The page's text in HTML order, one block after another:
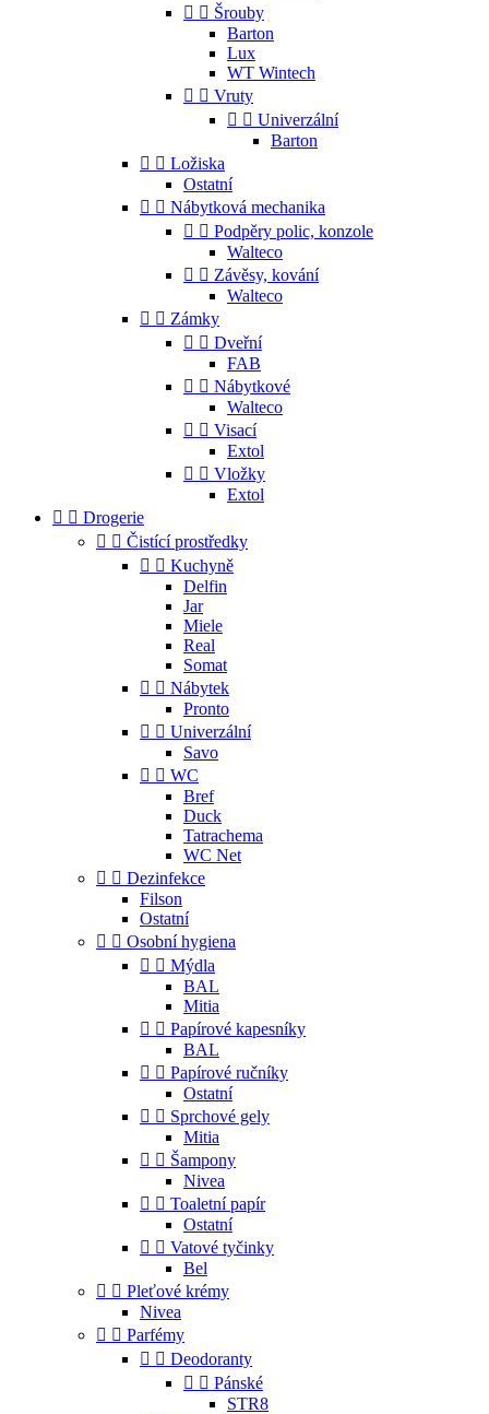
  Šrouby
Barton
Lux
WT Wintech
  Vruty
  Univerzální
Barton
  Ložiska
Ostatní
  Nábytková mechanika
  Podpěry polic, konzole
Walteco
  Závěsy, kování
Walteco
  Zámky
  Dveřní
FAB
  Nábytkové
Walteco
  Visací
Extol
  Vložky
Extol
  Drogerie
  Čistící prostředky
  Kuchyně
Delfin
Jar
Miele
Real
Somat
  Nábytek
Pronto
  Univerzální
Savo
  WC
Bref
Duck
Tatrachema
WC Net
  Dezinfekce
Filson
Ostatní
  Osobní hygiena
  Mýdla
BAL
Mitia
  Papírové kapesníky
BAL
  Papírové ručníky
Ostatní
  Sprchové gely
Mitia
  Šampony
Nivea
  Toaletní papír
Ostatní
  Vatové tyčinky
Bel
  Pleťové krémy
Nivea
  Parfémy
  Deodoranty
  Pánské
STR8